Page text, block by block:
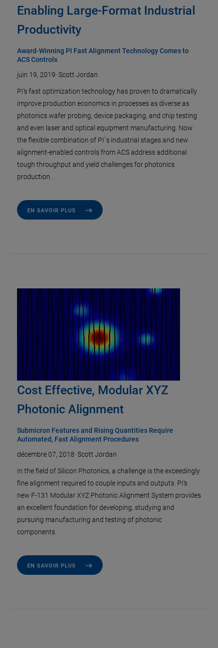
Enabling Large-Format Industrial
Productivity
Award-Winning PI Fast Alignment Technology Comes to
ACS Controls
juin 19, 2019· Scott Jordan
PI’s fast optimization technology has proven to dramatically
improve production economics in processes as diverse as
photonics wafer probing, device packaging, and chip testing
and even laser and optical equipment manufacturing. Now
the flexible combination of PI´s industrial stages and new
alignment-enabled controls from ACS address additional
tough throughput and yield challenges for photonics
production.
EN SAVOIR PLUS
Cost Effective, Modular XYZ
Photonic Alignment
Submicron Features and Rising Quantities Require
Automated, Fast Alignment Procedures
décembre 07, 2018· Scott Jordan
In the field of Silicon Photonics, a challenge is the exceedingly
fine alignment required to couple inputs and outputs. PI’s
new F-131 Modular XYZ Photonic Alignment System provides
an excellent foundation for developing, studying and
pursuing manufacturing and testing of photonic
components.
EN SAVOIR PLUS